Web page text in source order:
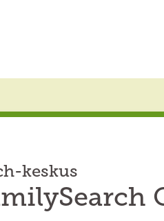
keskus